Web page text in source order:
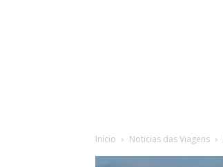
Início Noticias das Viagens